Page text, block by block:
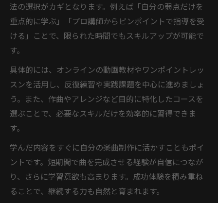
法の選択がカギとなります。例えば「自分の弱点だけを
重点的に学ぶ」「プロ講師からピンポイントで指導を受
ける」ことで、限られた時間でもスキルアップが可能で
す。
具体的には、オンラインの動画教材やワンポイントレッ
スンを活用し、反復練習や実践課題を中心に進めましょ
う。また、作曲やアレンジなど目的に特化したコースを
選ぶことで、必要なスキルだけを効率的に習得できま
す。
学んだ内容をすぐに自分の楽曲制作に活かすこともポイ
ントです。短期間で曲を完成させる経験が自信につなが
り、さらに学習意欲も高まります。成功体験を積み重ね
ることで、継続する力も自然と育まれます。